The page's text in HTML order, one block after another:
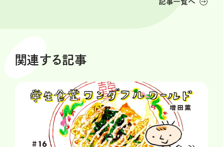
関連する記事